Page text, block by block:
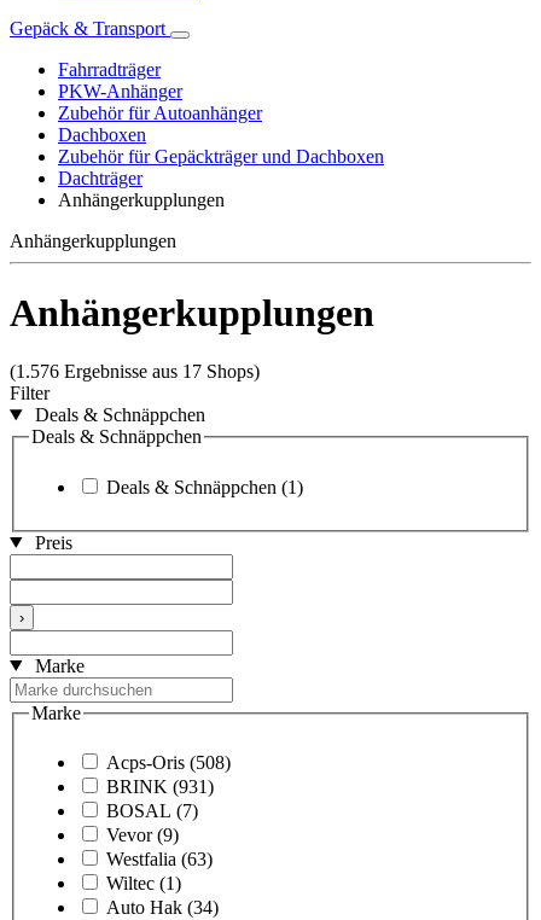
Gepäck & Transport
Fahrradträger
PKW-Anhänger
Zubehör für Autoanhänger
Dachboxen
Zubehör für Gepäckträger und Dachboxen
Dachträger
Anhängerkupplungen
Anhängerkupplungen
Anhängerkupplungen
(1.576 Ergebnisse aus 17 Shops)
Filter
Deals & Schnäppchen
Deals & Schnäppchen
Deals & Schnäppchen (1)
Preis
›
Marke
Marke
Acps-Oris (508)
BRINK (931)
BOSAL (7)
Vevor (9)
Westfalia (63)
Wiltec (1)
Auto Hak (34)